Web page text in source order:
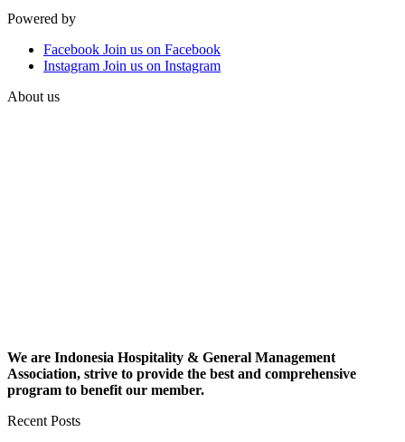
Powered by
Facebook Join us on Facebook
Instagram Join us on Instagram
About us
We are Indonesia Hospitality & General Management
Association, strive to provide the best and comprehensive
program to benefit our member.
Recent Posts